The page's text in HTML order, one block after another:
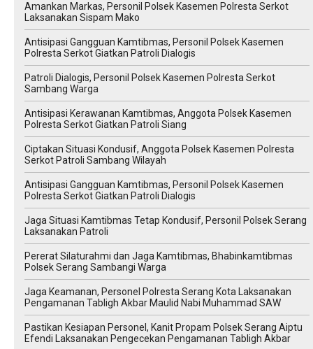
Amankan Markas, Personil Polsek Kasemen Polresta Serkot
Laksanakan Sispam Mako
Antisipasi Gangguan Kamtibmas, Personil Polsek Kasemen
Polresta Serkot Giatkan Patroli Dialogis
Patroli Dialogis, Personil Polsek Kasemen Polresta Serkot
Sambang Warga
Antisipasi Kerawanan Kamtibmas, Anggota Polsek Kasemen
Polresta Serkot Giatkan Patroli Siang
Ciptakan Situasi Kondusif, Anggota Polsek Kasemen Polresta
Serkot Patroli Sambang Wilayah
Antisipasi Gangguan Kamtibmas, Personil Polsek Kasemen
Polresta Serkot Giatkan Patroli Dialogis
Jaga Situasi Kamtibmas Tetap Kondusif, Personil Polsek Serang
Laksanakan Patroli
Pererat Silaturahmi dan Jaga Kamtibmas, Bhabinkamtibmas
Polsek Serang Sambangi Warga
Jaga Keamanan, Personel Polresta Serang Kota Laksanakan
Pengamanan Tabligh Akbar Maulid Nabi Muhammad SAW
Pastikan Kesiapan Personel, Kanit Propam Polsek Serang Aiptu
Efendi Laksanakan Pengecekan Pengamanan Tabligh Akbar